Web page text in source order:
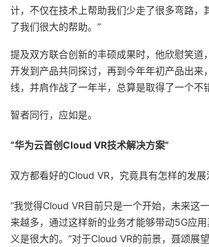
计，不仅在技术上帮助我们少走了很多弯路，
了我们很大的帮助。”
提及双方联合创新的丰硕成果时，他欣慰笑道
开发到产品共同探讨，再到今年年初产品出来
线，并肩作战了一年半，总算是取得了一个不
智者同行，应如是。
“华为云首创Cloud VR技术解决方案”
双方都看好的Cloud VR，究竟具有怎样的发展
“我觉得Cloud VR目前只是一个开始，未来这
来越多，通过这样新的业务才能够带动5G应
义是很大的。”对于Cloud VR的前景，聂颂展